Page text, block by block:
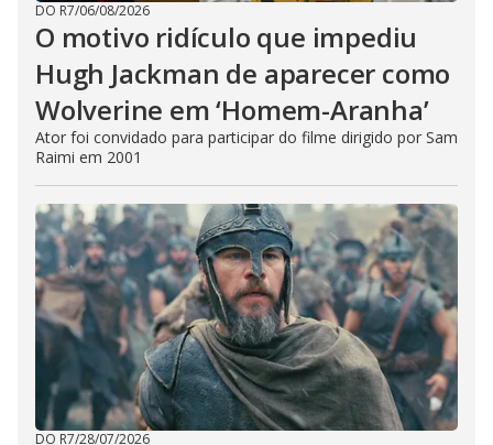
DO R7/06/08/2026
O motivo ridículo que impediu
Hugh Jackman de aparecer como
Wolverine em ‘Homem-Aranha’
Ator foi convidado para participar do filme dirigido por Sam
Raimi em 2001
DO R7/28/07/2026